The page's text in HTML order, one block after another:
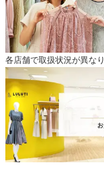
各店舗で取扱状況が異な